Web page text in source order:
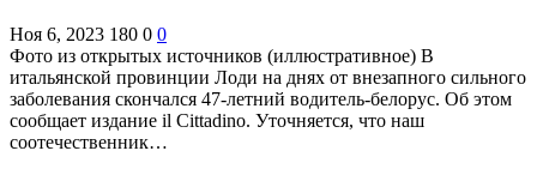
Ноя 6, 2023 180 0 0
Фото из открытых источников (иллюстративное) В
итальянской провинции Лоди на днях от внезапного сильного
заболевания скончался 47-летний водитель-белорус. Об этом
сообщает издание il Cittadino. Уточняется, что наш
соотечественник…